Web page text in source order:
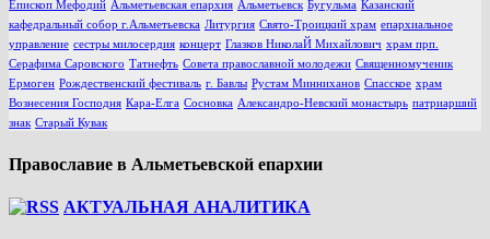
Епископ Мефодий Альметьевская епархия Альметьевск Бугульма Казанский
кафедральный собор г.Альметьевска Литургия Свято-Троицкий храм епархиальное
управление сестры милосердия концерт Глазков НиколаЙ Михайлович храм прп.
Серафима Саровского Татнефть Совета православной молодежи Священномученик
Ермоген Рождественский фестиваль г. Бавлы Рустам Минниханов Спасское храм
Вознесения Господня Кара-Елга Сосновка Александро-Невский монастырь патриарший
знак Старый Кувак
Православие в Альметьевской епархии
АКТУАЛЬНАЯ АНАЛИТИКА